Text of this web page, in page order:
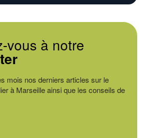
vous à notre
mois nos derniers articles sur le
à Marseille ainsi que les conseils de